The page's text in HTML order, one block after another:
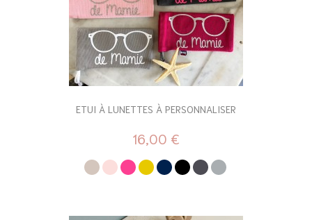
ETUI À LUNETTES À PERSONNALISER
16,00 €